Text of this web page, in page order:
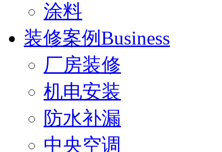
涂料
装修案例 Business
厂房装修
机电安装
防水补漏
中央空调